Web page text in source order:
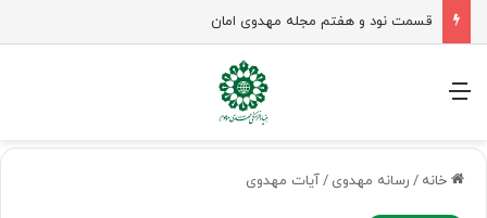
زن در جامعه مهدوی؛ معمار نسل منتظر و زمینه‌ساز جوانی جمعیت
منو
خانه / رسانه مهدوی /آیات مهدوی